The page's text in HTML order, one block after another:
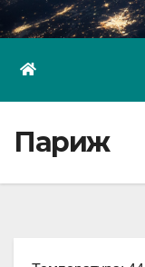
Париж